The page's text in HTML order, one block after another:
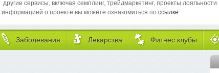
другие сервисы, включая семплинг, трейдмаркетинг, проекты лояльности.
о проекте вы можете ознакомиться по ссылке
Заболевания Лекарства Фитнес клубы